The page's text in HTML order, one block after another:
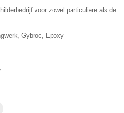
voor zowel particuliere als de
Gybroc, Epoxy